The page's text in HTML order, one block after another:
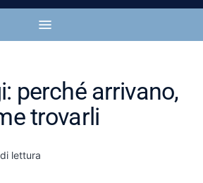
perché arrivano,
trovarli
lettura